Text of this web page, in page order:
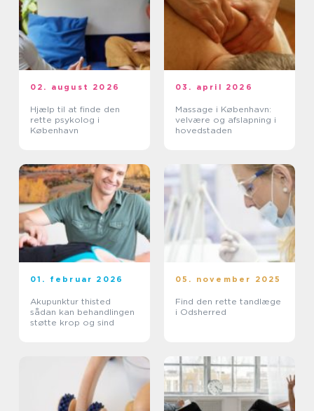
02. august 2026
Hjælp til at finde den
rette psykolog i
København
03. april 2026
Massage i København:
velvære og afslapning i
hovedstaden
01. februar 2026
Akupunktur thisted
sådan kan behandlingen
støtte krop og sind
05. november 2025
Find den rette tandlæge
i Odsherred